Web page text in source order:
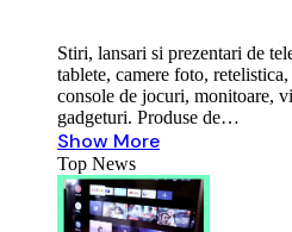
Stiri, lansari si prezentari de
tablete, camere foto,
console de jocuri, monitoare,
gadgeturi. Produse de…
Show More
Top News